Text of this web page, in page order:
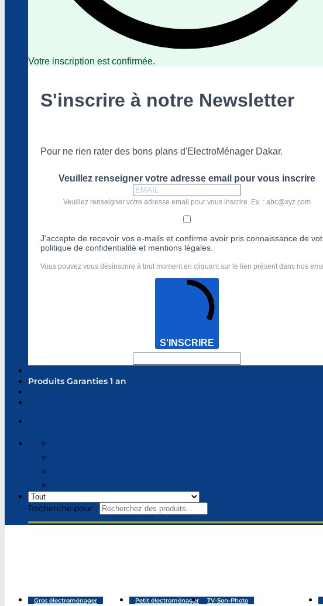
Votre inscription est confirmée.
S'inscrire à notre Newsletter
Pour ne rien rater des bons plans d'ElectroMénager Dakar.
Veuillez renseigner votre adresse email pour vous inscrire
Veuillez renseigner votre adresse email pour vous inscrire. Ex. : abc@xyz.com
J'accepte de recevoir vos e-mails et confirme avoir pris connaissance de
politique de confidentialité et mentions légales.
Vous pouvez vous désinscrire à tout moment en cliquant sur le lien présent dans nos
S'INSCRIRE
Produits Garanties 1 an
Recherche pour :
Gros électroménager Petit électroménager TV-Son-Photo